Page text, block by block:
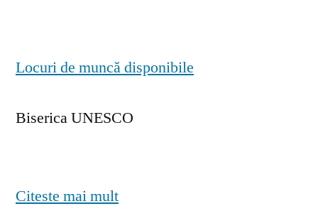
Locuri de muncă disponibile
Biserica UNESCO
Citeste mai mult